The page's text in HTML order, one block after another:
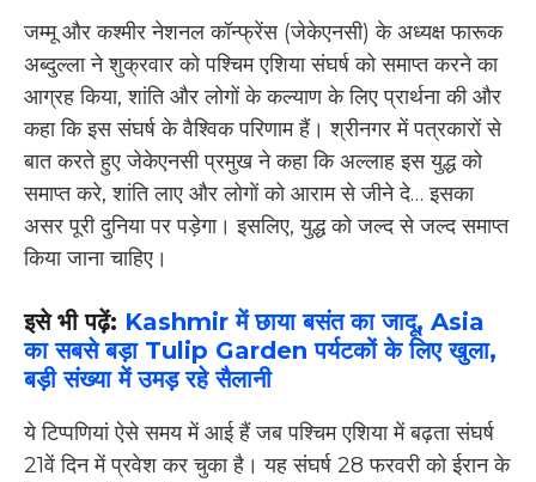
जम्मू और कश्मीर नेशनल कॉन्फ्रेंस (जेकेएनसी) के अध्यक्ष फारूक
अब्दुल्ला ने शुक्रवार को पश्चिम एशिया संघर्ष को समाप्त करने का
आग्रह किया, शांति और लोगों के कल्याण के लिए प्रार्थना की और
कहा कि इस संघर्ष के वैश्विक परिणाम हैं। श्रीनगर में पत्रकारों से
बात करते हुए जेकेएनसी प्रमुख ने कहा कि अल्लाह इस युद्ध को
समाप्त करे, शांति लाए और लोगों को आराम से जीने दे… इसका
असर पूरी दुनिया पर पड़ेगा। इसलिए, युद्ध को जल्द से जल्द समाप्त
किया जाना चाहिए।
इसे भी पढ़ें: Kashmir में छाया बसंत का जादू, Asia
का सबसे बड़ा Tulip Garden पर्यटकों के लिए खुला,
बड़ी संख्या में उमड़ रहे सैलानी
ये टिप्पणियां ऐसे समय में आई हैं जब पश्चिम एशिया में बढ़ता संघर्ष
21वें दिन में प्रवेश कर चुका है। यह संघर्ष 28 फरवरी को ईरान के